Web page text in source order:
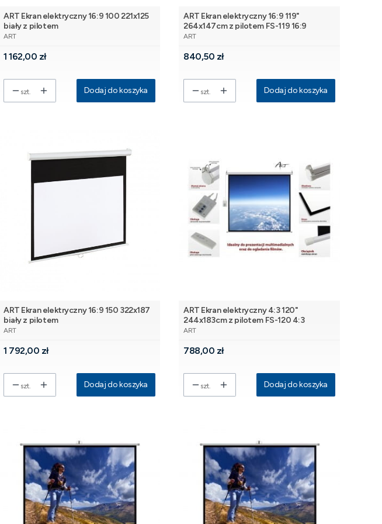
ART Ekran elektryczny 16:9 100 221x125
biały z pilotem
PRODUCENT
ART
Cena
1 162,00 zł
szt. Dodaj do koszyka
ART Ekran elektryczny 16:9 119"
264x147cm z pilotem FS-119 16:9
PRODUCENT
ART
Cena
840,50 zł
szt. Dodaj do koszyka
ART Ekran elektryczny 16:9 150 322x187
biały z pilotem
PRODUCENT
ART
Cena
1 792,00 zł
szt. Dodaj do koszyka
ART Ekran elektryczny 4:3 120"
244x183cm z pilotem FS-120 4:3
PRODUCENT
ART
Cena
788,00 zł
szt. Dodaj do koszyka